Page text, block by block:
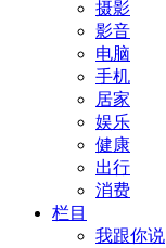
摄影
影音
电脑
手机
居家
娱乐
健康
出行
消费
栏目
我跟你说